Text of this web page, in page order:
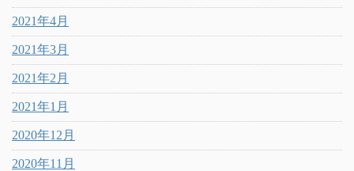
2021年4月
2021年3月
2021年2月
2021年1月
2020年12月
2020年11月